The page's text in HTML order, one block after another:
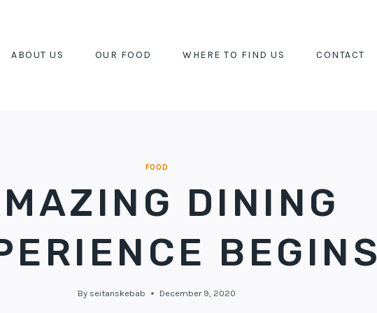
ABOUT US OUR FOOD WHERE TO FIND US CONTACT
FOOD
DINING
BEGINS
By seitanskebab December 9, 2020